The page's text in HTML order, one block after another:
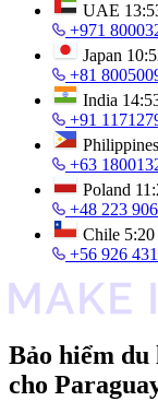
UAE
+971
Japan
+81
India
+91
Philippines
+63
Poland
+48 223
Chile
+56 926
Bảo hiểm du
cho